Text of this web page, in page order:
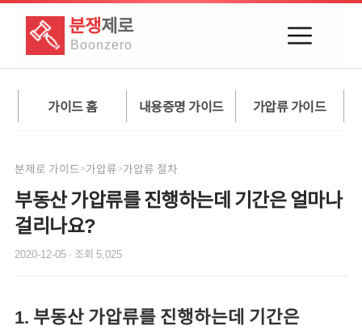
분쟁제로
Boonzero
가이드 홈 내용증명 가이드 가압류 가이드
분제로 가이드>가압류>가압류 절차
부동산 가압류를 진행하는데 기간은 얼마나
걸리나요?
2020-12-05 · 조회 5,025
1. 부동산 가압류를 진행하는데 기간은